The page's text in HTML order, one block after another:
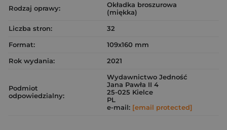
Rodzaj oprawy:
Okładka broszurowa
(miękka)
Liczba stron:
32
Format:
109x160 mm
Rok wydania:
2021
Podmiot
odpowiedzialny:
Wydawnictwo Jedność
Jana Pawła II 4
25-025 Kielce
PL
e-mail: [email protected]